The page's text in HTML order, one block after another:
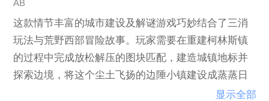
AB
这款情节丰富的城市建设及解谜游戏巧妙结合了三消
玩法与荒野西部冒险故事。玩家需要在重建柯林斯镇
的过程中完成放松解压的图块匹配，建造城镇地标并
探索边境，将这个尘土飞扬的边陲小镇建设成蒸蒸日
显示全部